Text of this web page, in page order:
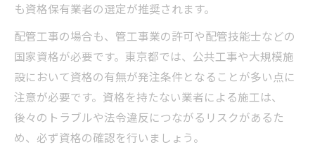
も資格保有業者の選定が推奨されます。
配管工事の場合も、管工事業の許可や配管技能士などの
国家資格が必要です。東京都では、公共工事や大規模施
設において資格の有無が発注条件となることが多い点に
注意が必要です。資格を持たない業者による施工は、
後々のトラブルや法令違反につながるリスクがあるた
め、必ず資格の確認を行いましょう。